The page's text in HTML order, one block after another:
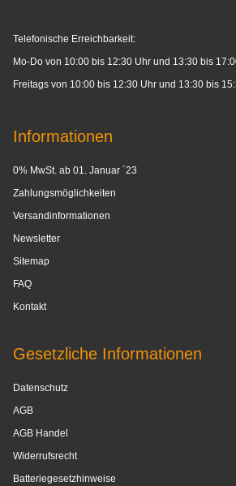
Telefonische Erreichbarkeit:
Mo-Do von 10:00 bis 12:30 Uhr und 13:30 bis
Freitags von 10:00 bis 12:30 Uhr und 13:30 bis
Informationen
0% MwSt. ab 01. Januar ´23
Zahlungsmöglichkeiten
Versandinformationen
Newsletter
Sitemap
FAQ
Kontakt
Gesetzliche Informationen
Datenschutz
AGB
AGB Handel
Widerrufsrecht
Batteriegesetzhinweise